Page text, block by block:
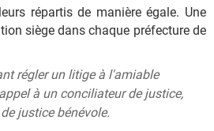
répartis de manière égale. Une
siège dans chaque préfecture de
régler un litige à l'amiable
à un conciliateur de justice,
justice bénévole.